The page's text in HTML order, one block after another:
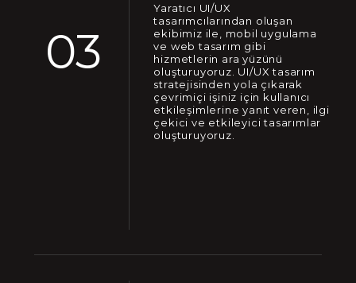
03
Yaratıcı UI/UX
tasarımcılarından oluşan
ekibimiz ile, mobil uygulama
ve web tasarım gibi
hizmetlerin ara yüzünü
oluşturuyoruz. UI/UX tasarım
stratejisinden yola çıkarak
çevrimiçi işiniz için kullanıcı
etkileşimlerine yanıt veren, ilgi
çekici ve etkileyici tasarımlar
oluşturuyoruz.